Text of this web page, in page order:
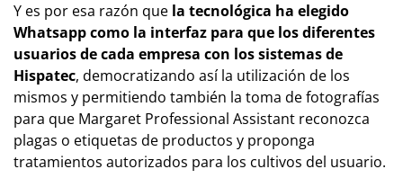
Y es por esa razón que la tecnológica ha elegido
Whatsapp como la interfaz para que los diferentes
usuarios de cada empresa con los sistemas de
Hispatec, democratizando así la utilización de los
mismos y permitiendo también la toma de fotografías
para que Margaret Professional Assistant reconozca
plagas o etiquetas de productos y proponga
tratamientos autorizados para los cultivos del usuario.